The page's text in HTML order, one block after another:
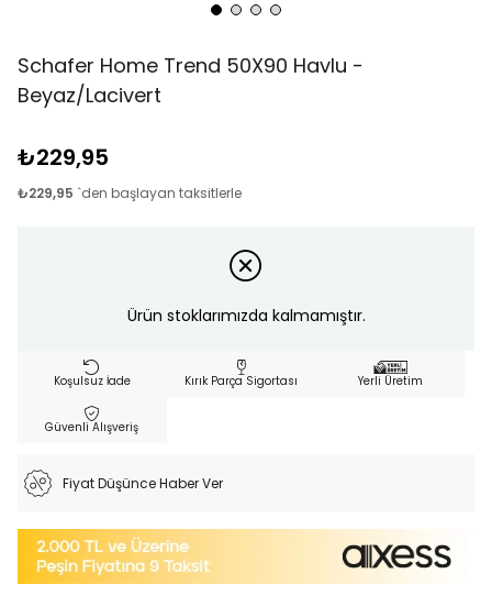
Schafer Home Trend 50X90 Havlu -
Beyaz/Lacivert
₺229,95
₺229,95 `den başlayan taksitlerle
Ürün stoklarımızda kalmamıştır.
Koşulsuz İade Kırık Parça Sigortası Yerli Üretim
Güvenli Alışveriş
Fiyat Düşünce Haber Ver